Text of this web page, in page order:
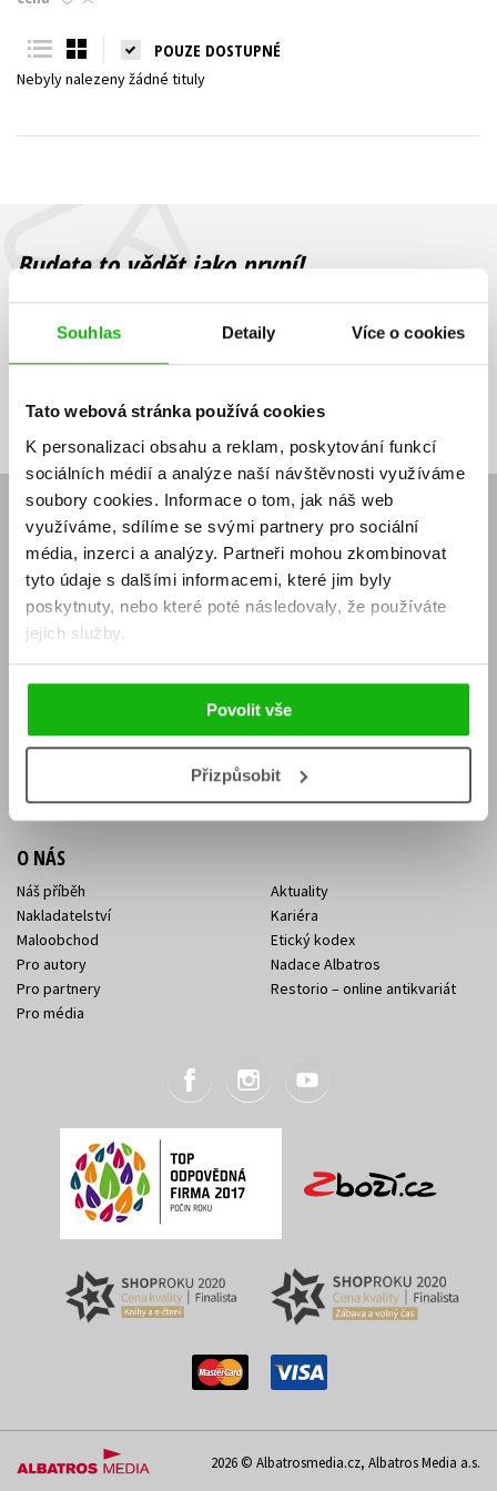
Souhlas Detaily Více o cookies
Tato webová stránka používá cookies
K personalizaci obsahu a reklam, poskytování funkcí
sociálních médií a analýze naší návštěvnosti využíváme
soubory cookies. Informace o tom, jak náš web
využíváme, sdílíme se svými partnery pro sociální
média, inzerci a analýzy. Partneři mohou zkombinovat
tyto údaje s dalšími informacemi, které jim byly
poskytnuty, nebo které poté následovaly, že používáte
jejich služby.
Povolit vše
Přizpůsobit
Young adult (SK)
Všechny tituly
POUZE DOSTUPNÉ
Nebyly nalezeny žádné tituly
Budete to vědět jako první!
Zajímá Vás, jaký knižní hit právě vychází, na jaké zboží je výhodná
sleva, jaká běží soutěž o ceny? Přihlášením k odběru našich e-
souhlasíte se zpracováním osobních údajů
mailová
adresa
mailová
adresa
Vaše e-mailová adresa Přihlásit se
E-SHOP
Aktuality
Naši autoři
Obchodní podmínky
Jak nakoupit
Knižní novinky
Dárkové poukazy
Affiliate program
KONTAKTY
Sídlo společnosti
Kontakty Albatros Media
O NÁS
Náš příběh
Nakladatelství
Maloobchod
Pro autory
Pro partnery
Pro média
Aktuality
Kariéra
Etický kodex
Nadace Albatros
Restorio – online antikvariát
2026 © Albatrosmedia.cz, Albatros Media a.s.